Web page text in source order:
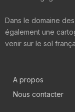
Dans le domaine
également une
venir sur le sol
A propos
Nous contacter